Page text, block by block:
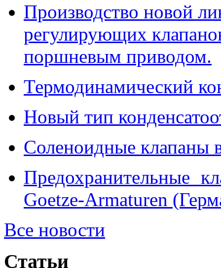
Производство новой
регулирующих
поршневым приводом.
Термодинамический
Новый тип
Соленоидные клапаны
Предохранительные
Goetze-Armaturen
Все новости
Статьи